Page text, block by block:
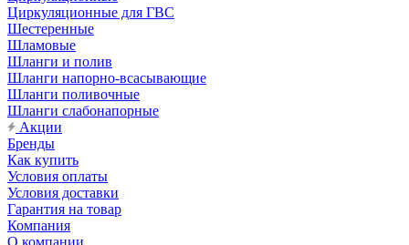
Циркуляционные для ГВС
Шестеренные
Шламовые
Шланги и полив
Шланги напорно-всасывающие
Шланги поливочные
Шланги слабонапорные
Акции
Бренды
Как купить
Условия оплаты
Условия доставки
Гарантия на товар
Компания
О компании